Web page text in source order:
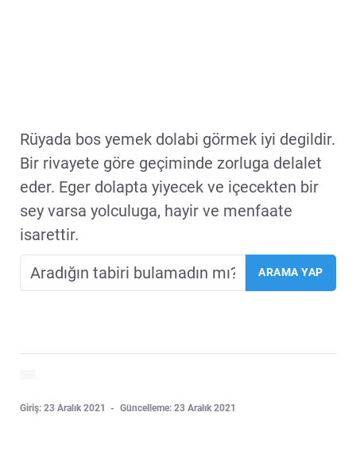
Rüyada bos yemek dolabi görmek iyi degildir.
Bir rivayete göre geçiminde zorluga delalet
eder. Eger dolapta yiyecek ve içecekten bir
sey varsa yolculuga, hayir ve menfaate
isarettir.
Giriş: 23 Aralık 2021 Güncelleme: 23 Aralık 2021